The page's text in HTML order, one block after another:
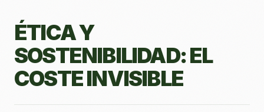
ÉTICA Y
SOSTENIBILIDAD: EL
COSTE INVISIBLE